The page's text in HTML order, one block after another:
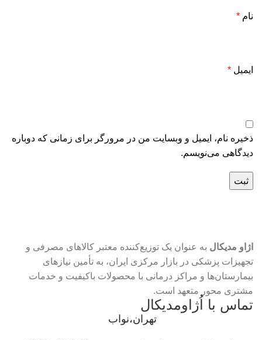
نام *
ایمیل *
ذخیره نام، ایمیل و وبسایت من در مرورگر برای زمانی که دوباره
دیدگاهی می‌نویسم.
اژاو مدیکال به عنوان یک توزیع‌کننده معتبر کالاهای مصرفی و
تجهیزات پزشکی در بازار مرکزی ایران، به تأمین نیازهای
بیمارستان‌ها و مراکز درمانی با محصولات باکیفیت و خدمات
مشتری محور متعهد است.
تماس با اُژاومدیکال
تهران،نواب